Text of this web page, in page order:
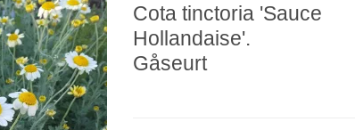
Cota tinctoria 'Sauce
Hollandaise'.
Gåseurt